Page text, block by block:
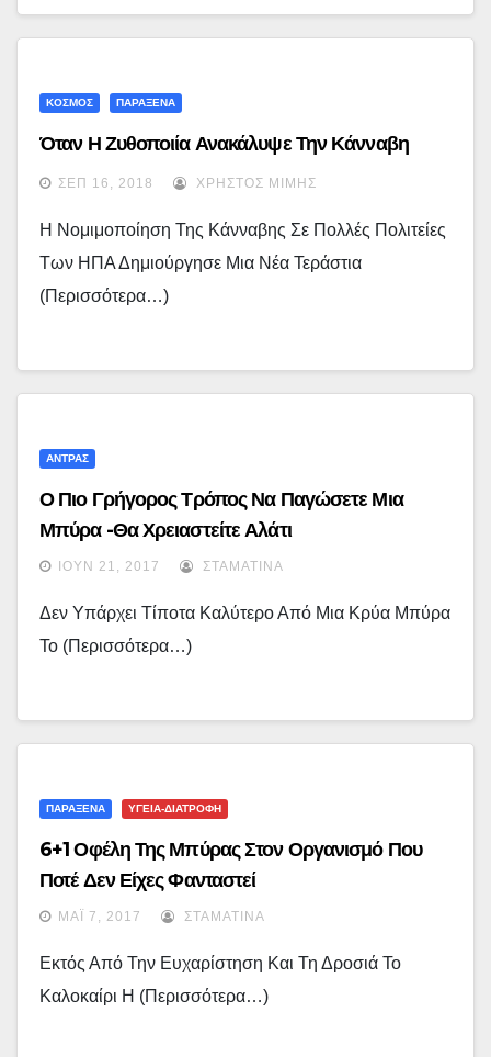
ΚΟΣΜΟΣ ΠΑΡΑΞΕΝΑ
Όταν Η Ζυθοποιία Ανακάλυψε Την Κάνναβη
ΣΕΠ 16, 2018 ΧΡΉΣΤΟΣ ΜΊΜΗΣ
Η Νομιμοποίηση Της Κάνναβης Σε Πολλές Πολιτείες
Των ΗΠΑ Δημιούργησε Μια Νέα Τεράστια
(περισσότερα…)
ΆΝΤΡΑΣ
Ο Πιο Γρήγορος Τρόπος Να Παγώσετε Μια
Μπύρα -Θα Χρειαστείτε Αλάτι
ΙΟΎΝ 21, 2017 ΣΤΑΜΑΤΊΝΑ
Δεν Υπάρχει Τίποτα Καλύτερο Από Μια Κρύα Μπύρα
Το (περισσότερα…)
ΠΑΡΑΞΕΝΑ ΥΓΕΙΑ-ΔΙΑΤΡΟΦΗ
6+1 Οφέλη Της Μπύρας Στον Οργανισμό Που
Ποτέ Δεν Είχες Φανταστεί
ΜΆΙ 7, 2017 ΣΤΑΜΑΤΊΝΑ
Εκτός Από Την Ευχαρίστηση Και Τη Δροσιά Το
Καλοκαίρι Η (περισσότερα…)